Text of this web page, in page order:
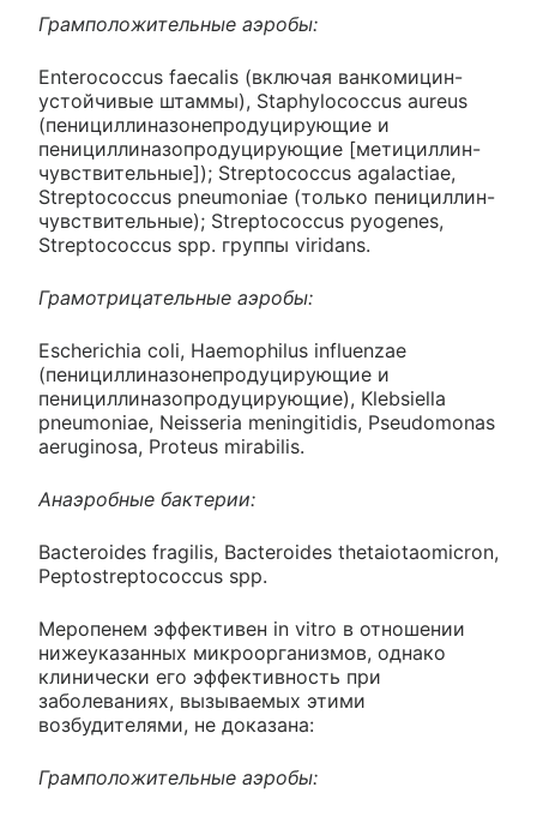
Грамположительные аэробы:
Enterococcus faecalis (включая ванкомицин-
устойчивые штаммы), Staphylococcus aureus
(пенициллиназонепродуцирующие и
пенициллиназопродуцирующие [метициллин-
чувствительные]); Streptococcus agalactiae,
Streptococcus pneumoniae (только пенициллин-
чувствительные); Streptococcus pyogenes,
Streptococcus spp. группы viridans.
Грамотрицательные аэробы:
Escherichia coli, Haemophilus influenzae
(пенициллиназонепродуцирующие и
пенициллиназопродуцирующие), Klebsiella
pneumoniae, Neisseria meningitidis, Pseudomonas
aeruginosa, Proteus mirabilis.
Анаэробные бактерии:
Bacteroides fragilis, Bacteroides thetaiotaomicron,
Peptostreptococcus spp.
Меропенем эффективен in vitro в отношении
нижеуказанных микроорганизмов, однако
клинически его эффективность при
заболеваниях, вызываемых этими
возбудителями, не доказана:
Грамположительные аэробы: